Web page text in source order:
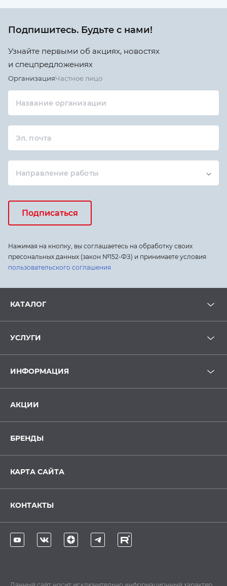
Подпишитесь. Будьте с нами!
Узнайте первыми об акциях, новостях
и спецпредложениях
ОрганизацияЧастное лицо
Название организации
Эл. почта
Направление работы
Подписаться
Нажимая на кнопку, вы соглашаетесь на обработку своих
пресональных данных (закон №152-ФЗ) и принимаете условия
пользовательского соглашения
КАТАЛОГ
УСЛУГИ
ИНФОРМАЦИЯ
АКЦИИ
БРЕНДЫ
КАРТА САЙТА
КОНТАКТЫ